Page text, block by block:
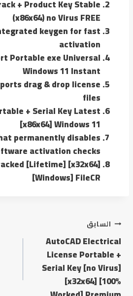
+ Product Key Stable
(x86x64) no Virus FREE
keygen for fast
activation
Portable exe Universal
Windows 11 Instant
drag & drop license
files
+ Serial Key Latest
[x86x64] Windows 11
permanently disables
activation checks
[Lifetime] [x32x64]
[Windows] FileCR
تصفّح
المقالات
السابق
AutoCAD Electrical
License Portable +
Serial Key [no Virus]
[x32x64] [100%